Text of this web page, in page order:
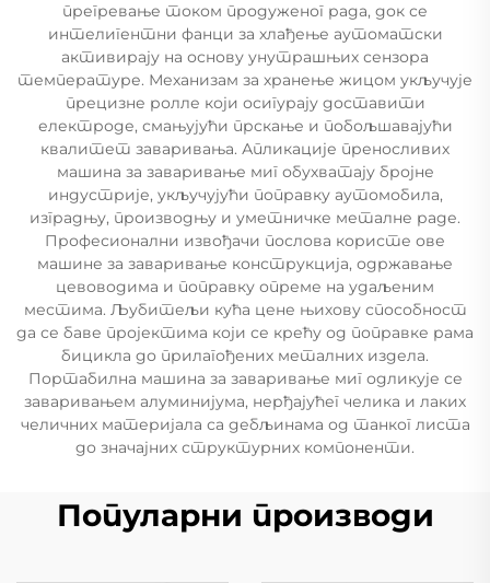
прегревање током продуженог рада, док се
интелигентни фанци за хлађење аутоматски
активирају на основу унутрашњих сензора
температуре. Механизам за хранење жицом укључује
прецизне ролле који осигурају доставити
електроде, смањујући прскање и побољшавајући
квалитет заваривања. Апликације преносливих
машина за заваривање миг обухватају бројне
индустрије, укључујући поправку аутомобила,
изградњу, производњу и уметничке металне раде.
Професионални извођачи послова користе ове
машине за заваривање конструкција, одржавање
цевоводима и поправку опреме на удаљеним
местима. Љубитељи кућа цене њихову способност
да се баве пројектима који се крећу од поправке рама
бицикла до прилагођених металних издела.
Портабилна машина за заваривање миг одликује се
заваривањем алуминијума, нерђајућег челика и лаких
челичних материјала са дебљинама од танког листа
до значајних структурних компоненти.
Популарни производи